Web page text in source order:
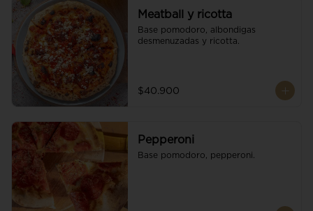
Meatball y ricotta
Base pomodoro, albondigas
desmenuzadas y ricotta.
$40.900
Pepperoni
Base pomodoro, pepperoni.